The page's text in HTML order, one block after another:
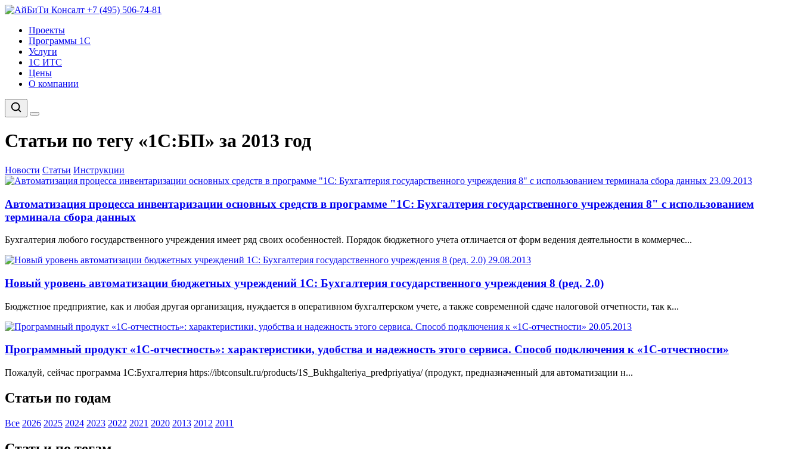
+7 (495) 506-74-81
Проекты
Программы 1С
Услуги
1С ИТС
Цены
О компании
Статьи по тегу «1С:БП» за 2013 год
Новости Статьи Инструкции
23.09.2013
Автоматизация процесса инвентаризации основных средств в программе "1С: Бухгалтерия государственного учреждения 8" с использованием
терминала сбора данных
Бухгалтерия любого государственного учреждения имеет ряд своих особенностей. Порядок бюджетного учета отличается от форм ведения деятельности в коммерчес...
29.08.2013
Новый уровень автоматизации бюджетных учреждений 1С: Бухгалтерия государственного учреждения 8 (ред. 2.0)
Бюджетное предприятие, как и любая другая организация, нуждается в оперативном бухгалтерском учете, а также современной сдаче налоговой отчетности, так к...
20.05.2013
Программный продукт «1С-отчестность»: характеристики, удобства и надежность этого сервиса. Способ подключения к «1С-отчестности»
Пожалуй, сейчас программа 1С:Бухгалтерия https://ibtconsult.ru/products/1S_Bukhgalteriya_predpriyatiya/ (продукт, предназначенный для автоматизации н...
Статьи по годам
Все 2026 2025 2024 2023 2022 2021 2020 2013 2012 2011